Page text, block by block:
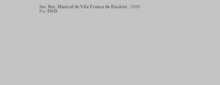
Soc. Rec. Musical de Vila Franca do Rosário . 2008
Por AWD